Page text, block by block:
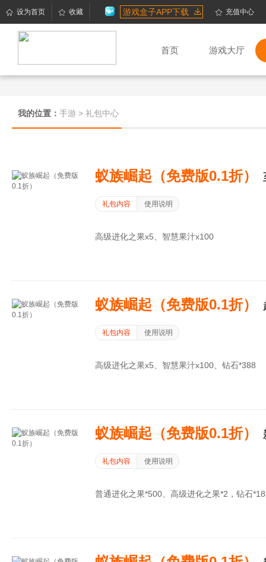
设为首页 收藏 游戏盒子APP下载 充值中心
首页 游戏大厅
我的位置： 手游 > 礼包中心
蚁族崛起（免费版0.1折）
礼包内容 使用说明
高级进化之果x5、智慧果汁x100
蚁族崛起（免费版0.1折）
礼包内容 使用说明
高级进化之果x5、智慧果汁x100、钻石*388
蚁族崛起（免费版0.1折）
礼包内容 使用说明
普通进化之果*500、高级进化之果*2，钻石